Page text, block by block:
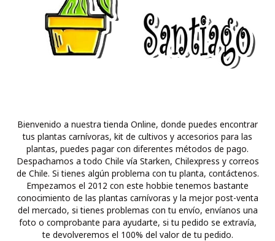
Bienvenido a nuestra tienda Online, donde puedes encontrar
tus plantas carnívoras, kit de cultivos y accesorios para las
plantas, puedes pagar con diferentes métodos de pago.
Despachamos a todo Chile vía Starken, Chilexpress y correos
de Chile. Si tienes algún problema con tu planta, contáctenos.
Empezamos el 2012 con este hobbie tenemos bastante
conocimiento de las plantas carnívoras y la mejor post-venta
del mercado, si tienes problemas con tu envío, envíanos una
foto o comprobante para ayudarte, si tu pedido se extravía,
te devolveremos el 100% del valor de tu pedido.